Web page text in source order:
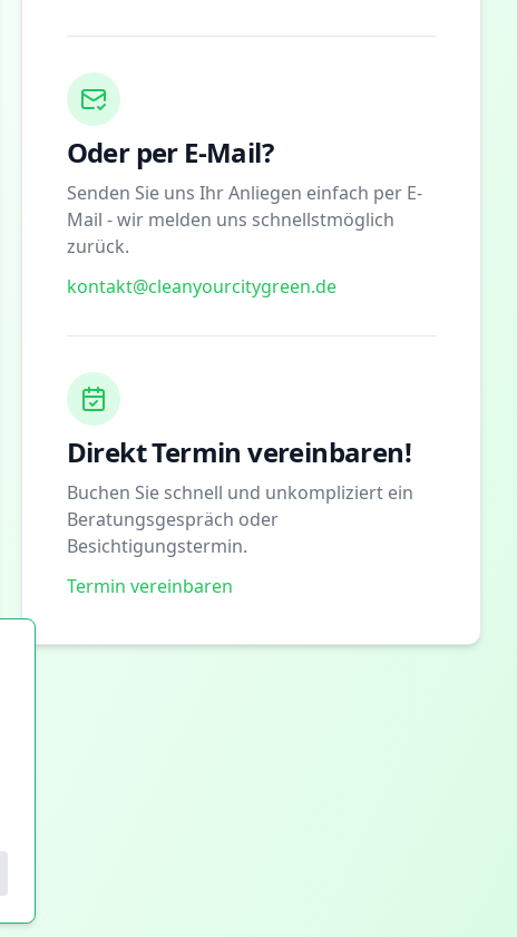
Oder per E-Mail?
Senden Sie uns Ihr Anliegen einfach per E-
Mail - wir melden uns schnellstmöglich
zurück.
kontakt@cleanyourcitygreen.de
Direkt Termin vereinbaren!
Buchen Sie schnell und unkompliziert ein
Beratungsgespräch oder
Besichtigungstermin.
Termin vereinbaren